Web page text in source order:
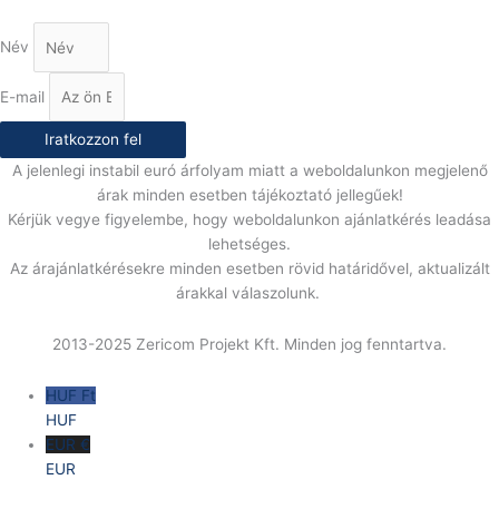
Név
E-mail
Iratkozzon fel
A jelenlegi instabil euró árfolyam miatt a weboldalunkon megjelenő
árak minden esetben tájékoztató jellegűek!
Kérjük vegye figyelembe, hogy weboldalunkon ajánlatkérés leadása
lehetséges.
Az árajánlatkérésekre minden esetben rövid határidővel, aktualizált
árakkal válaszolunk.
2013-2025 Zericom Projekt Kft. Minden jog fenntartva.
HUF Ft
HUF
EUR €
EUR